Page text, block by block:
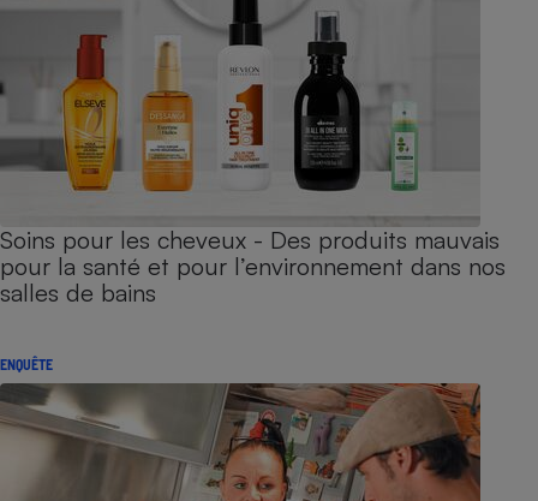
Soins pour les cheveux - Des produits mauvais
pour la santé et pour l’environnement dans nos
salles de bains
ENQUÊTE